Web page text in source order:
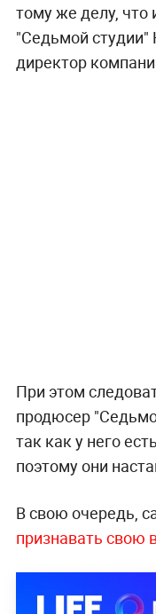
тому же делу, что
"Седьмой студии"
директор
При этом
продюсер
так как у него
поэтому они
В свою очередь,
признавать свою